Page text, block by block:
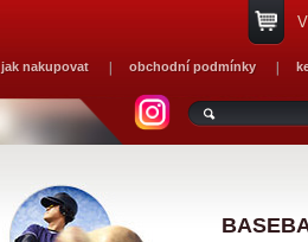
jak nakupovat obchodní podmínky